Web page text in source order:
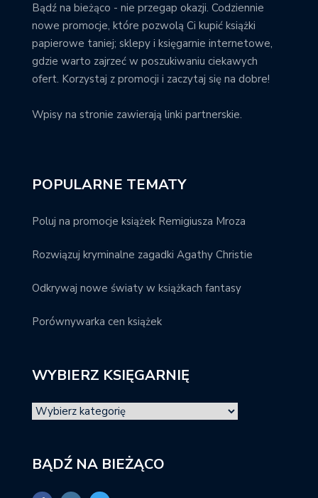
Bądź na bieżąco - nie przegap okazji. Codziennie
nowe promocje, które pozwolą Ci kupić książki
papierowe taniej; sklepy i księgarnie internetowe,
gdzie warto zajrzeć w poszukiwaniu ciekawych
ofert. Korzystaj z promocji i zaczytaj się na dobre!
Wpisy na stronie zawierają linki partnerskie.
POPULARNE TEMATY
Poluj na promocje książek Remigiusza Mroza
Rozwiązuj kryminalne zagadki Agathy Christie
Odkrywaj nowe światy w książkach fantasy
Porównywarka cen książek
WYBIERZ KSIĘGARNIĘ
BĄDŹ NA BIEŻĄCO